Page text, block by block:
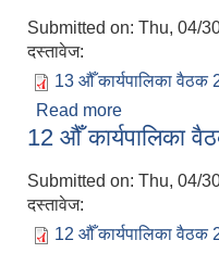
Submitted on: Thu, 04/
दस्तावेज:
13 औँ कार्यपालिका वैठक
Read more
12 औँ कार्यपालिका
Submitted on: Thu, 04/
दस्तावेज:
12 औँ कार्यपालिका वैठक